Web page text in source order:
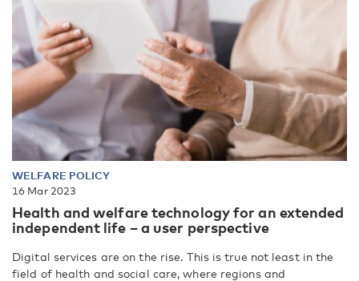
WELFARE POLICY
16 Mar 2023
Health and welfare technology for an extended
independent life – a user perspective
Digital services are on the rise. This is true not least in the
field of health and social care, where regions and